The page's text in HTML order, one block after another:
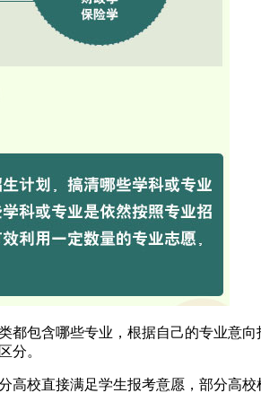
包含哪些专业，根据自己的专业意
分。
校直接满足学生报考意愿，部分高